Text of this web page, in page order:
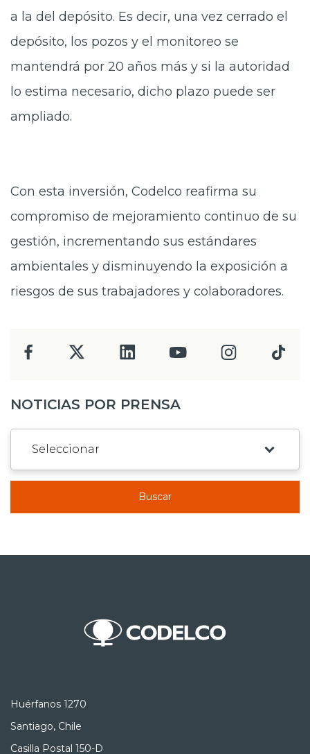
a la del depósito. Es decir, una vez cerrado el
depósito, los pozos y el monitoreo se
mantendrá por 20 años más y si la autoridad
lo estima necesario, dicho plazo puede ser
ampliado.
Con esta inversión, Codelco reafirma su
compromiso de mejoramiento continuo de su
gestión, incrementando sus estándares
ambientales y disminuyendo la exposición a
riesgos de sus trabajadores y colaboradores.
NOTICIAS POR PRENSA
Buscar
Huérfanos 1270
Santiago, Chile
Casilla Postal 150-D